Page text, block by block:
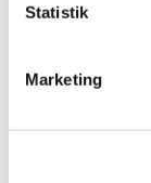
Statistik
Marketing